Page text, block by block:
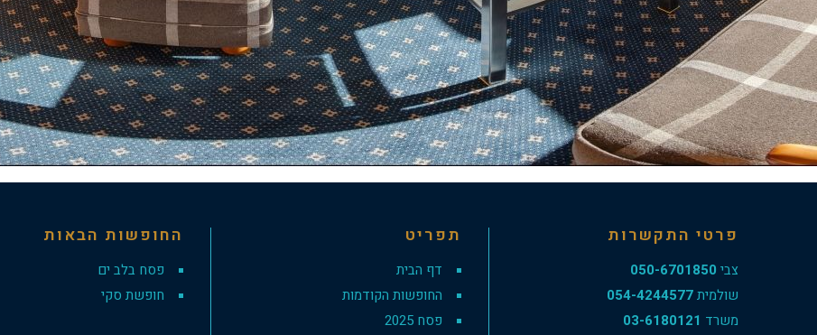
פרטי התקשרות
צבי 050-6701850
שולמית054-4244577
משרד 03-6180121
תפריט
דף הבית
החופשות הקודמות
פסח 2025
החופשות הבאות
פסח בלב ים
חופשת סקי